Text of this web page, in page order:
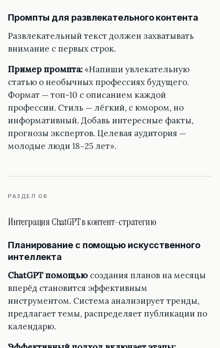
Промпты для развлекательного контента
Развлекательный текст должен захватывать
внимание с первых строк.
Пример промпта:«Напиши увлекательную
статью о необычных профессиях будущего.
Формат — топ-10 с описанием каждой
профессии. Стиль — лёгкий, с юмором, но
информативный. Добавь интересные факты,
прогнозы экспертов. Целевая аудитория —
молодые люди 18–25 лет».
РАЗДЕЛ 08
Интеграция ChatGPT в контент-стратегию
Планирование с помощью искусственного
интеллекта
ChatGPT помощью создания планов на месяцы
вперёд становится эффективным
инструментом. Система анализирует тренды,
предлагает темы, распределяет публикации по
календарю.